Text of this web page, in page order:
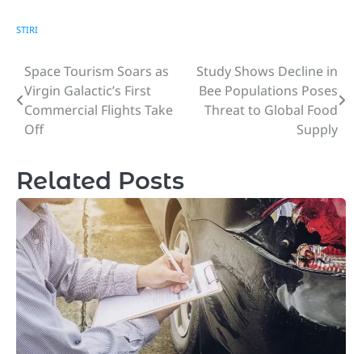
STIRI
Post
navigation
Space Tourism Soars as
Virgin Galactic’s First
Commercial Flights Take
Off
Study Shows Decline in
Bee Populations Poses
Threat to Global Food
Supply
Related Posts